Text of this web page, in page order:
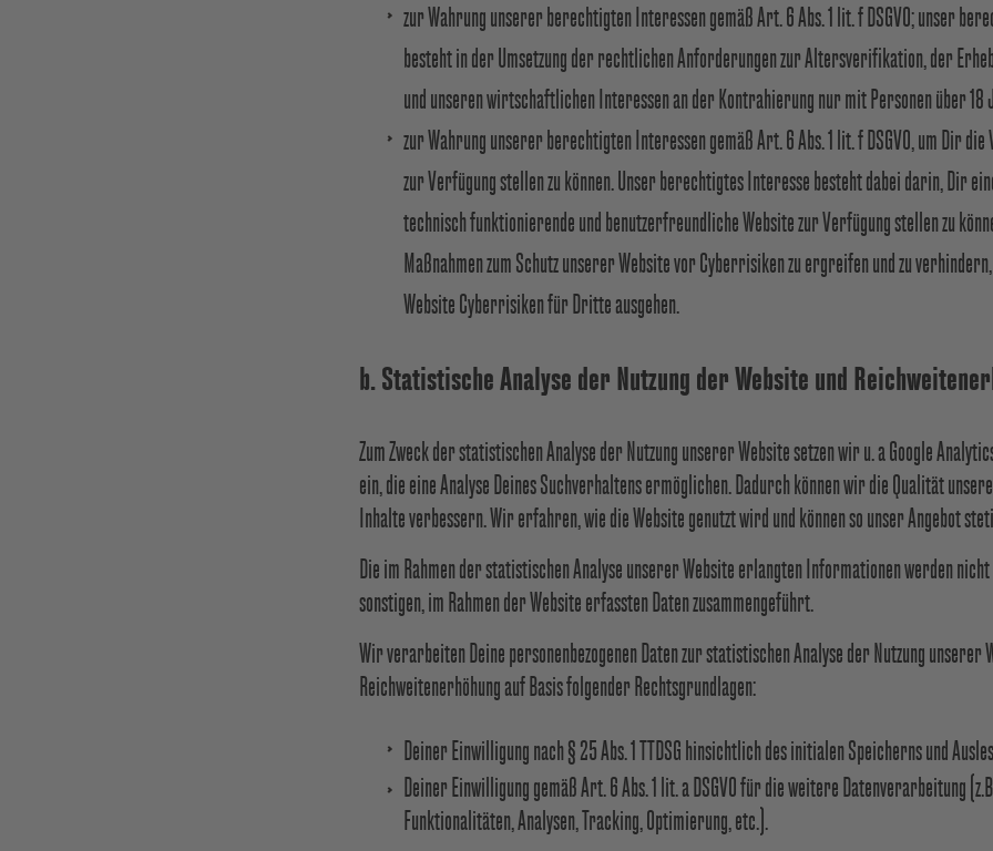
zur Wahrung unserer berechtigten Interessen gemäß Art. 6 Abs. 1 lit. f DSGVO; unser
besteht in der Umsetzung der rechtlichen Anforderungen zur Altersverifikation, der
und unseren wirtschaftlichen Interessen an der Kontrahierung nur mit Personen über 18
zur Wahrung unserer berechtigten Interessen gemäß Art. 6 Abs. 1 lit. f DSGVO, um Dir die
zur Verfügung stellen zu können. Unser berechtigtes Interesse besteht dabei darin, Dir
technisch funktionierende und benutzerfreundliche Website zur Verfügung stellen zu
Maßnahmen zum Schutz unserer Website vor Cyberrisiken zu ergreifen und zu
Website Cyberrisiken für Dritte ausgehen.
b. Statistische Analyse der Nutzung der Website und
Zum Zweck der statistischen Analyse der Nutzung unserer Website setzen wir u. a Google
ein, die eine Analyse Deines Suchverhaltens ermöglichen. Dadurch können wir die Qualität
Inhalte verbessern. Wir erfahren, wie die Website genutzt wird und können so unser Angebot
Die im Rahmen der statistischen Analyse unserer Website erlangten Informationen werden
sonstigen, im Rahmen der Website erfassten Daten zusammengeführt.
Wir verarbeiten Deine personenbezogenen Daten zur statistischen Analyse der Nutzung unserer
Reichweitenerhöhung auf Basis folgender Rechtsgrundlagen:
Deiner Einwilligung nach § 25 Abs. 1 TTDSG hinsichtlich des initialen Speicherns und
Deiner Einwilligung gemäß Art. 6 Abs. 1 lit. a DSGVO für die weitere Datenverarbeitung
Funktionalitäten, Analysen, Tracking, Optimierung, etc.).